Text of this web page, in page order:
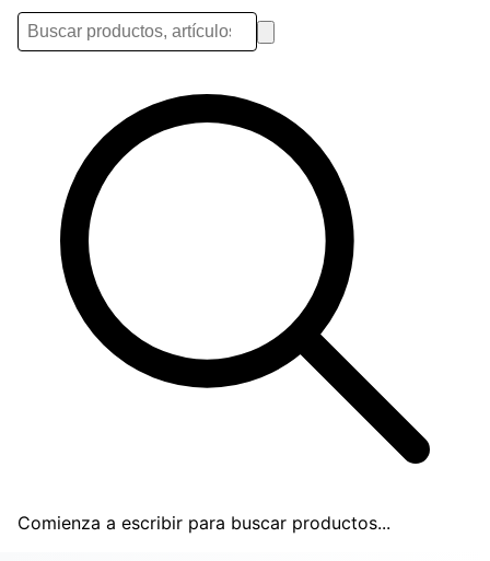
Comienza a escribir para buscar productos...